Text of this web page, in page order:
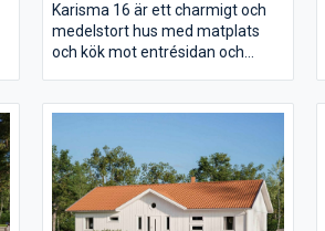
Karisma 16 är ett charmigt och
medelstort hus med matplats
och kök mot entrésidan och
utrymme för såväl en stor
med sovrum samt allrum. Över
vardagsrum, kök och matplats
reser sig ett högt ryggåstak.